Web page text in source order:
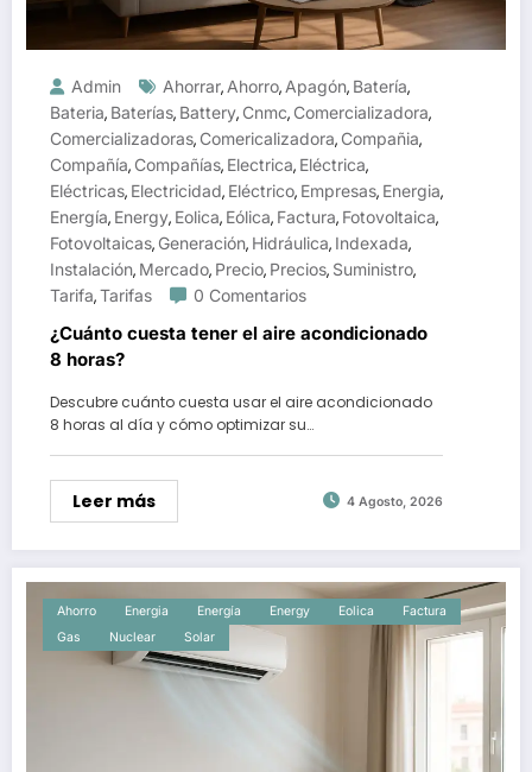
Admin Ahorrar, Ahorro, Apagón, Batería,
Bateria, Baterías, Battery, Cnmc, Comercializadora,
Comercializadoras, Comericalizadora, Compañia,
Compañía, Compañías, Electrica, Eléctrica,
Eléctricas, Electricidad, Eléctrico, Empresas, Energia,
Energía, Energy, Eolica, Eólica, Factura, Fotovoltaica,
Fotovoltaicas, Generación, Hidráulica, Indexada,
Instalación, Mercado, Precio, Precios, Suministro,
Tarifa,Tarifas 0 Comentarios
¿Cuánto cuesta tener el aire acondicionado
8 horas?
Descubre cuánto cuesta usar el aire acondicionado
8 horas al día y cómo optimizar su…
Leer más 4 Agosto, 2026
Ahorro Energia Energía Energy Eolica
Factura
Gas
Nuclear Solar